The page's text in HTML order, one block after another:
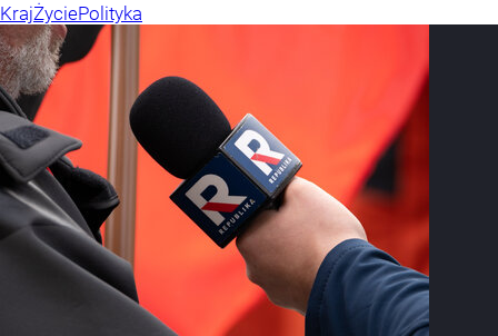
KrajŻyciePolityka